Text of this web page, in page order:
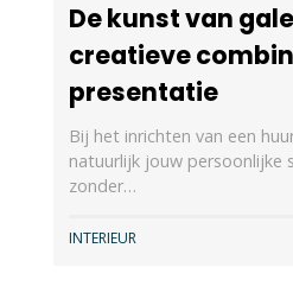
De kunst van
creatieve
presentatie
Bij het inrichten van een
natuurlijk jouw persoonlijke
zonder…
INTERIEUR